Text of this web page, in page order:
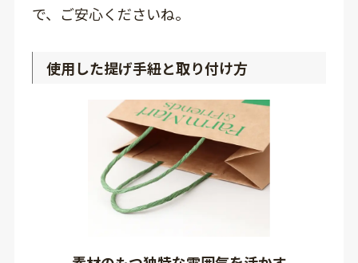
で、ご安心くださいね。
使用した提げ手紐と取り付け方